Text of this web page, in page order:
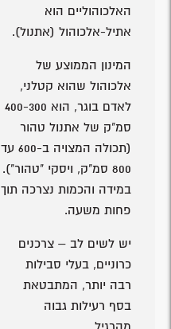
האלכוהוליים הוא
אתיל-אלכוהול (אתנול).
המינון הממוצע של
אלכוהול שהוא קטלני,
לאדם בוגר, הוא 400-300
סמ"ק של אתנול טהור
(תכולה המצויה ב-600 עד
800 סמ"ק, ויסקי "טהור").
במידה והכמות נצרכה תוך
פחות משעה.
יש לשים לב – צרכנים
כרוניים, בעלי סבילות
רבה יותר, המתבטאת
בסף רעילות גבוה